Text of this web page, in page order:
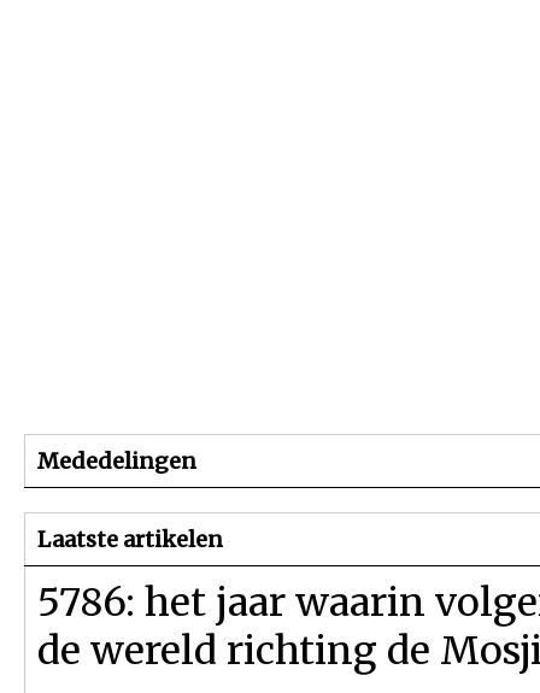
Mededelingen
Laatste artikelen
5786: het jaar waarin
de wereld richting de